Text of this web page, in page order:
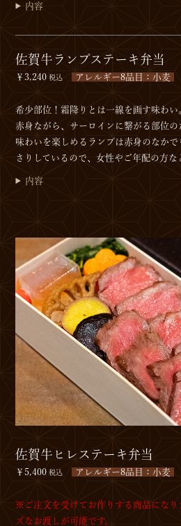
内容
佐賀牛ランプステーキ弁当
￥3,240 税込 アレルギー8品目：小麦
希少部位！霜降りとは一線を画す味わい
赤身ながら、サーロインに繋がる部位
味わいを楽しめるランプは赤身のなかで
さりしているので、女性やご年配の方な
内容
佐賀牛ヒレステーキ弁当
￥5,400 税込 アレルギー8品目：小麦
※ご注文を受けてお作りする商品になり
ズなお渡しが可能です。